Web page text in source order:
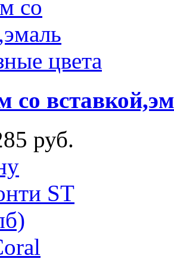
со
руб.